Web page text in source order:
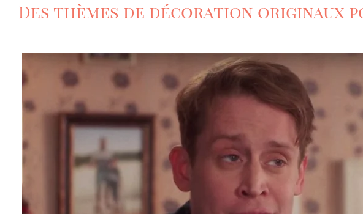
Des thèmes de décoration originaux